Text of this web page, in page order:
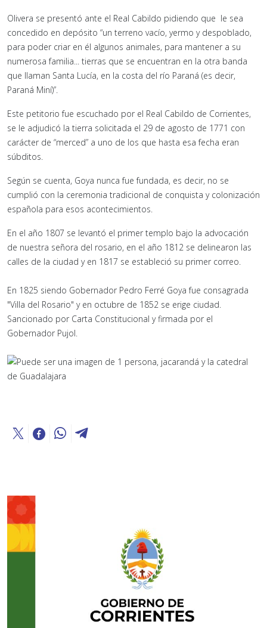
Olivera se presentó ante el Real Cabildo pidiendo que le sea
concedido en depósito “un terreno vacío, yermo y despoblado,
para poder criar en él algunos animales, para mantener a su
numerosa familia... tierras que se encuentran en la otra banda
que llaman Santa Lucía, en la costa del río Paraná (es decir,
Paraná Miní)”.
Este petitorio fue escuchado por el Real Cabildo de Corrientes,
se le adjudicó la tierra solicitada el 29 de agosto de 1771 con
carácter de “merced” a uno de los que hasta esa fecha eran
súbditos.
Según se cuenta, Goya nunca fue fundada, es decir, no se
cumplió con la ceremonia tradicional de conquista y colonización
española para esos acontecimientos.
En el año 1807 se levantó el primer templo bajo la advocación
de nuestra señora del rosario, en el año 1812 se delinearon las
calles de la ciudad y en 1817 se estableció su primer correo.
En 1825 siendo Gobernador Pedro Ferré Goya fue consagrada
"Villa del Rosario" y en octubre de 1852 se erige ciudad.
Sancionado por Carta Constitucional y firmada por el
Gobernador Pujol.